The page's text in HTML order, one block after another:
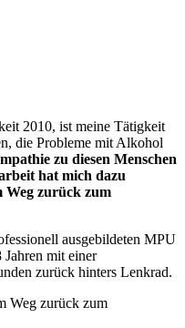
2010, ist meine Tätigkeit
die Probleme mit Alkohol
zu diesen Menschen
hat mich dazu
Weg zurück zum
ausgebildeten MPU
mit einer
zurück hinters Lenkrad.
Weg zurück zum